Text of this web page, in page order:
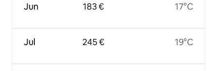
Jun
Jul
183 €
245 €
17°C
19°C